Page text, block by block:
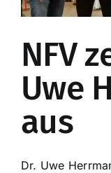
Enzo’s Sportsbar
Spenden
NFV
Uwe
aus
Dr. Uwe